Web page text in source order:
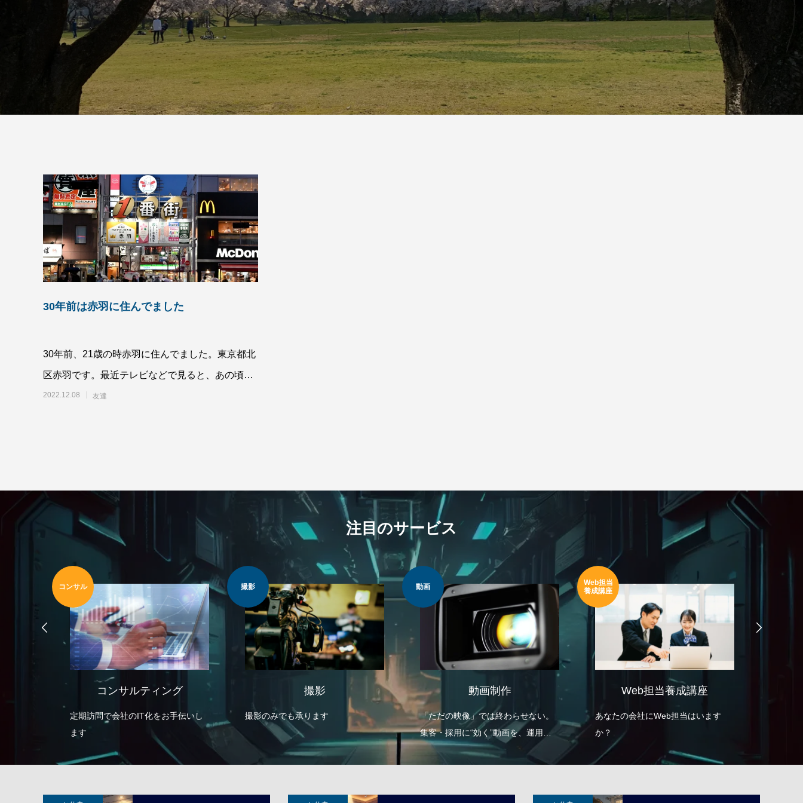
30年前は赤羽に住んでました
30年前、21歳の時赤羽に住んでました。東京都北
区赤羽です。最近テレビなどで見ると、あの頃の
赤羽とは違いかなり開けて、明るいイメージにな
2022.12.08 友達
注目のサービス
撮影
撮影
撮影のみでも承ります
動画
動画制作
「ただの映像」では終わらせない。
集客・採用に“効く”動画を、運用ま
でトータルサポート。
Web担当
養成講座
Web担当養成講座
あなたの会社にWeb担当はいます
か？
ライブ配
信
ライブ配信
ライブ配信10年以上の実績。その瞬
間を、確実・鮮明に届けます。